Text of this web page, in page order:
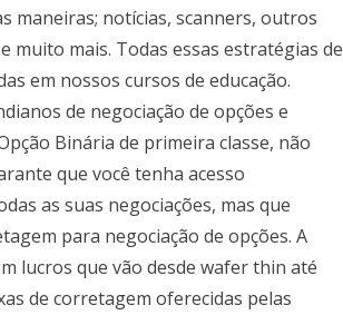
maneiras; notícias, scanners, outros
muito mais. Todas essas estratégias de
em nossos cursos de educação.
de negociação de opções e
Binária de primeira classe, não
que você tenha acesso
as suas negociações, mas que
para negociação de opções. A
lucros que vão desde wafer thin até
de corretagem oferecidas pelas